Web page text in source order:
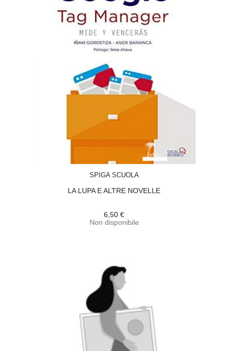
SPIGA SCUOLA
LA LUPA E ALTRE NOVELLE
6,50 €
Non disponibile